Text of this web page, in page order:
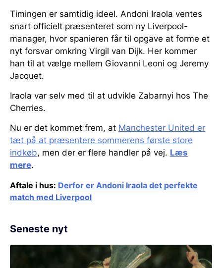
Timingen er samtidig ideel. Andoni Iraola ventes
snart officielt præsenteret som ny Liverpool-
manager, hvor spanieren får til opgave at forme et
nyt forsvar omkring Virgil van Dijk. Her kommer
han til at vælge mellem Giovanni Leoni og Jeremy
Jacquet.
Iraola var selv med til at udvikle Zabarnyi hos The
Cherries.
Nu er det kommet frem, at Manchester United er
tæt på at præsentere sommerens første store
indkøb, men der er flere handler på vej. Læs
mere.
Aftale i hus: Derfor er Andoni Iraola det perfekte
match med Liverpool
Seneste nyt